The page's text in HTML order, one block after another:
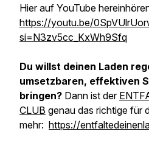
Hier auf YouTube
https://youtu.be/
si=N3zv5cc_KxWh9Sfq
Du willst deinen Laden
umsetzbaren, effektiven
bringen? Dann ist der
CLUB genau das richtige für
mehr: https://